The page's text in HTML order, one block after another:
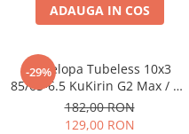
ADAUGA IN COS
-29%
Anvelopa Tubeless 10x3
85/65-6.5 KuKirin G2 Max / G2
Master 2024
182,00 RON
129,00 RON